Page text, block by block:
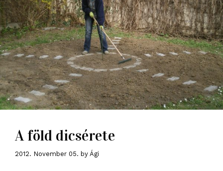
A föld dicsérete
2012. November 05. by Ági